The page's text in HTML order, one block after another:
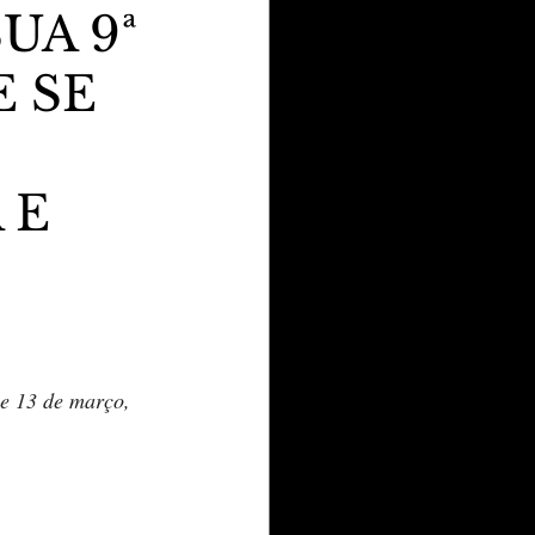
9ª
SE
E
13 de março,